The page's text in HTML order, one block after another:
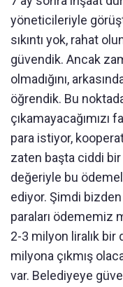
yöneticileriyle
sıkıntı yok, rahat
güvendik. Ancak
olmadığını,
öğrendik. Bu
para istiyor,
zaten başta ciddi
değeriyle bu
ediyor. Şimdi
paraları ödememiz
2-3 milyon liralık
milyona çıkmış
var. Belediyeye